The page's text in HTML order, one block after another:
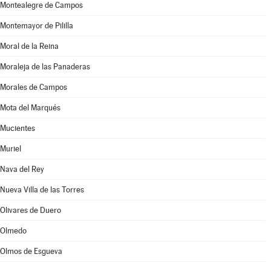
Montealegre de Campos
Montemayor de Pililla
Moral de la Reina
Moraleja de las Panaderas
Morales de Campos
Mota del Marqués
Mucientes
Muriel
Nava del Rey
Nueva Villa de las Torres
Olivares de Duero
Olmedo
Olmos de Esgueva